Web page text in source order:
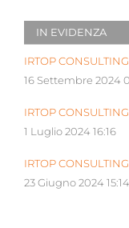
IN EVIDENZA
IRTOP
16 Settembre 2024
IRTOP
1 Luglio 2024 16:16
IRTOP
23 Giugno 2024 15:14